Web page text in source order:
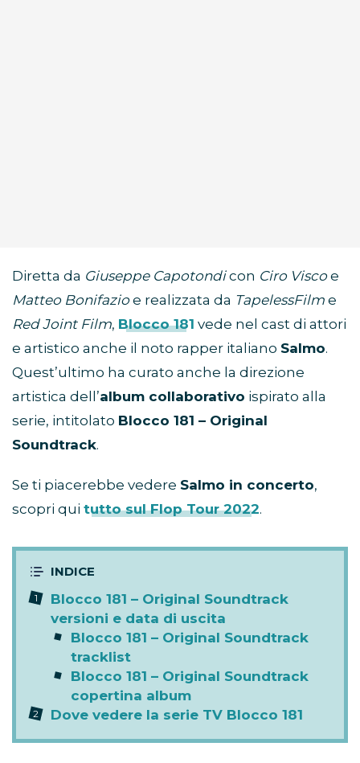
Diretta da Giuseppe Capotondicon Ciro Viscoe
Matteo Bonifazioe realizzata da TapelessFilm e
Red Joint Film, Blocco 181 vede nel cast di attori
e artistico anche il noto rapper italiano Salmo.
Quest’ultimo ha curato anche la direzione
artistica dell’album collaborativo ispirato alla
serie, intitolato Blocco 181 – Original
Soundtrack.
Se ti piacerebbe vedere Salmo in concerto,
scopri qui tutto sul Flop Tour 2022.
Blocco 181 – Original Soundtrack
versioni e data di uscita
Blocco 181 – Original Soundtrack
tracklist
Blocco 181 – Original Soundtrack
copertina album
Dove vedere la serie TV Blocco 181